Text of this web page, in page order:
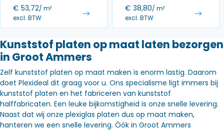
€ 53,72/ m²
excl. BTW
€ 38,80/ m²
excl. BTW
Kunststof platen op maat laten bezorgen
in Groot Ammers
Zelf kunststof platen op maat maken is enorm lastig. Daarom
doet Plexideal dit graag voor u. Ons specialisme ligt immers bij
kunststof platen en het fabriceren van kunststof
halffabricaten. Een leuke bijkomstigheid is onze snelle levering.
Naast dat wij onze plexiglas platen dus op maat maken,
hanteren we een snelle levering. Óók in Groot Ammers